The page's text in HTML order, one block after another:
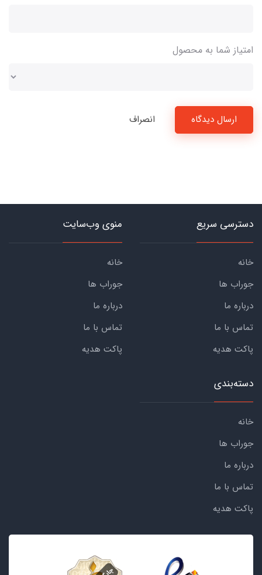
امتیاز شما به محصول
ارسال دیدگاه انصراف
دسترسی سریع
خانه
جوراب ها
درباره ما
تماس با ما
پاکت هدیه
منوی وب‌سایت
خانه
جوراب ها
درباره ما
تماس با ما
پاکت هدیه
دسته‌بندی
خانه
جوراب ها
درباره ما
تماس با ما
پاکت هدیه